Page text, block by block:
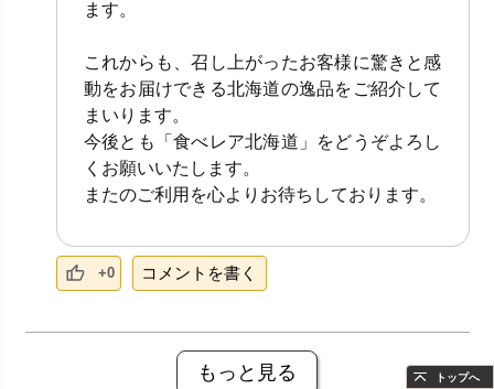
ます。
これからも、召し上がったお客様に驚きと感
動をお届けできる北海道の逸品をご紹介して
まいります。
今後とも「食べレア北海道」をどうぞよろし
くお願いいたします。
またのご利用を心よりお待ちしております。
+0 コメントを書く
もっと見る トップへ